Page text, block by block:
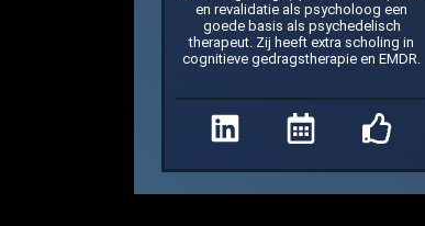
en revalidatie als psycholoog een
goede basis als psychedelisch
therapeut. Zij heeft extra scholing in
cognitieve gedragstherapie en EMDR.